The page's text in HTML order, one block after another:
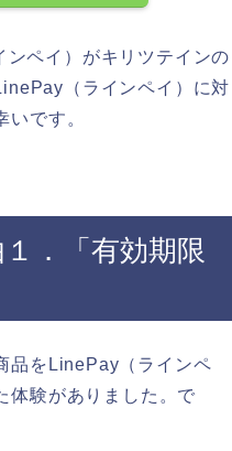
ペイ）がキリツテインの
（ラインペイ）に対
です。
．「有効期限
品をLinePay（ラインペ
体験がありました。で